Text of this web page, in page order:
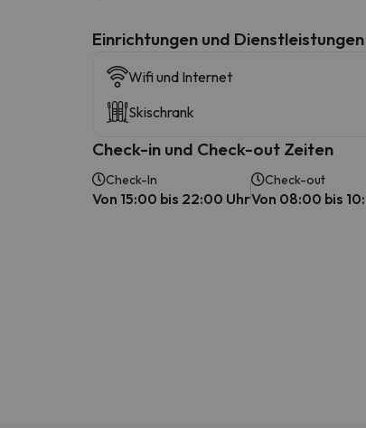
​Einrichtungen und Dienstleistungen
Wifi und Internet
Skischrank
Check-in und Check-out Zeiten
Check-In
Von 15:00 bis 22:00 Uhr
Check-out
Von 08:00 bis